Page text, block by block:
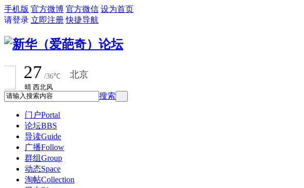
手机版 官方微博 官方微信 设为首页
请登录 立即注册 快捷导航
搜索
门户Portal
论坛BBS
导读Guide
广播Follow
群组Group
动态Space
淘帖Collection